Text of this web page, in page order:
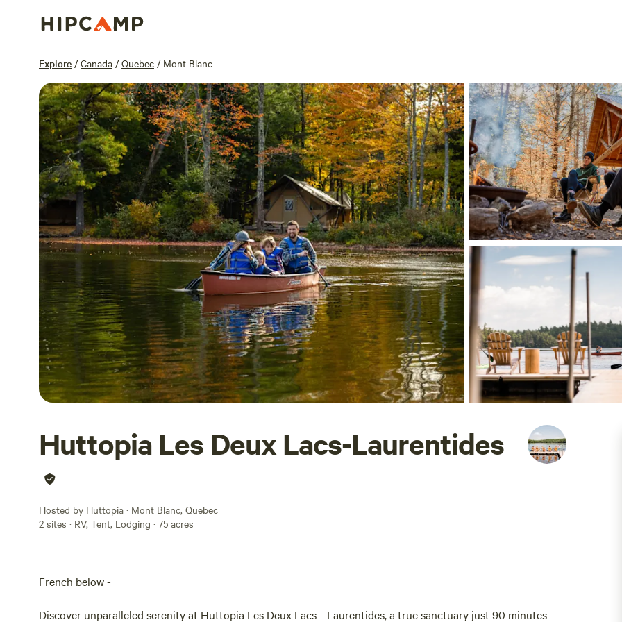
Explore / Canada / Quebec / Mont Blanc
Huttopia Les Deux Lacs-Laurentides
Hosted by Huttopia · Mont Blanc, Quebec
2 sites · RV, Tent, Lodging · 75 acres
French below -
Discover unparalleled serenity at Huttopia Les Deux Lacs—Laurentides, a true sanctuary just 90 minutes